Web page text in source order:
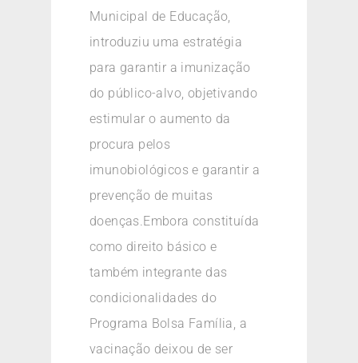
Municipal de Educação,
introduziu uma estratégia
para garantir a imunização
do público-alvo, objetivando
estimular o aumento da
procura pelos
imunobiológicos e garantir a
prevenção de muitas
doenças.Embora constituída
como direito básico e
também integrante das
condicionalidades do
Programa Bolsa Família, a
vacinação deixou de ser